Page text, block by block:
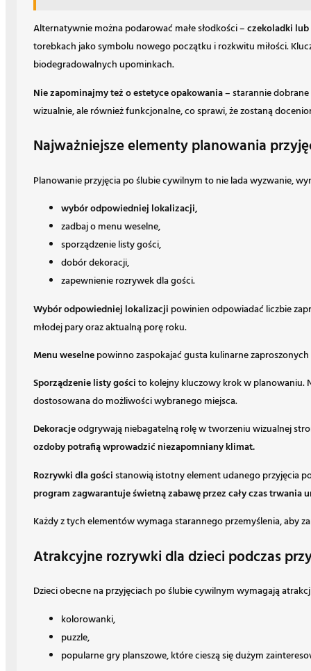
Alternatywnie można podarować małe słodkości –czekoladki lub
torebkach jako symbolu nowego początku i rozkwitu miłości.
biodegradowalnych upominkach.
Nie zapominajmy też o estetyce opakowania– starannie
wizualnie, ale również funkcjonalne, co sprawi, że zostaną
Najważniejsze elementy planowania
Planowanie przyjęcia po ślubie cywilnym to nie lada wyzwanie,
wybór odpowiedniej lokalizacji,
zadbaj o menu weselne,
sporządzenie listy gości,
dobór dekoracji,
zapewnienie rozrywek dla gości.
Wybór odpowiedniej lokalizacji powinien odpowiadać liczbie
młodej pary oraz aktualną porę roku.
Menu weselnepowinno zaspokajać gusta kulinarne
Sporządzenie listy gościto kolejny kluczowy krok w planowaniu.
dostosowana do możliwości wybranego miejsca.
Dekoracjeodgrywają niebagatelną rolę w tworzeniu wizualnej
ozdoby potrafią wprowadzić niezapomniany klimat.
Rozrywki dla gościstanowią istotny element udanego przyjęcia
program zagwarantuje świetną zabawę przez cały czas trwania
Każdy z tych elementów wymaga starannego przemyślenia, aby
Atrakcyjne rozrywki dla dzieci podczas
Dzieci obecne na przyjęciach po ślubie cywilnym wymagają
kolorowanki,
puzzle,
popularne gry planszowe, które cieszą się dużym